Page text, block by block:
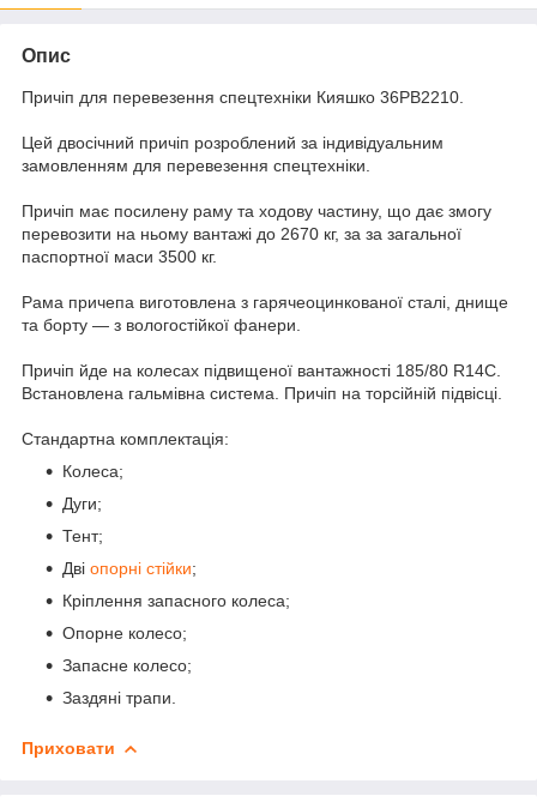
Опис
Причіп для перевезення спецтехніки Кияшко 36PB2210.
Цей двосічний причіп розроблений за індивідуальним
замовленням для перевезення спецтехніки.
Причіп має посилену раму та ходову частину, що дає змогу
перевозити на ньому вантажі до 2670 кг, за за загальної
паспортної маси 3500 кг.
Рама причепа виготовлена з гарячеоцинкованої сталі, днище
та борту — з вологостійкої фанери.
Причіп йде на колесах підвищеної вантажності 185/80 R14С.
Встановлена гальмівна система. Причіп на торсійній підвісці.
Стандартна комплектація:
Колеса;
Дуги;
Тент;
Дві опорні стійки;
Кріплення запасного колеса;
Опорне колесо;
Запасне колесо;
Заздяні трапи.
Приховати